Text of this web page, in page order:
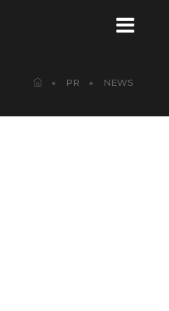
PR NEWS